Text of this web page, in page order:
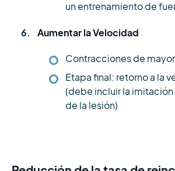
un entrenamiento de
Aumentar la Velocidad
Contracciones de
Etapa final: retorno a la
(debe incluir la
de la lesión)